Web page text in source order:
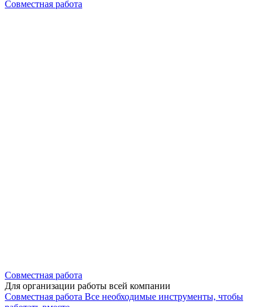
Совместная работа
Совместная работа
Для организации работы всей компании
Совместная работа Все необходимые инструменты, чтобы